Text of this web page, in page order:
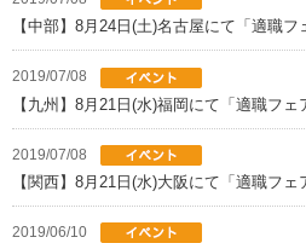
【中部】8月24日(土)名古屋にて「適職フ
2019/07/08
【九州】8月21日(水)福岡にて「適職フェ
2019/07/08
【関西】8月21日(水)大阪にて「適職フェ
2019/06/10